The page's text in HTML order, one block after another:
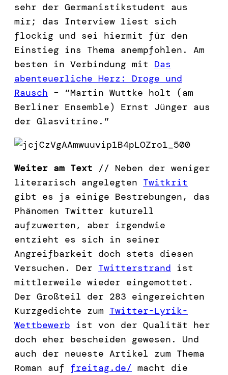
sehr der Germanistikstudent aus
mir; das Interview liest sich
flockig und sei hiermit für den
Einstieg ins Thema anempfohlen. Am
besten in Verbindung mit Das
abenteuerliche Herz: Droge und
Rausch – “Martin Wuttke holt (am
Berliner Ensemble) Ernst Jünger aus
der Glasvitrine.”
Weiter am Text // Neben der weniger
literarisch angelegten Twitkrit
gibt es ja einige Bestrebungen, das
Phänomen Twitter kuturell
aufzuwerten, aber irgendwie
entzieht es sich in seiner
Angreifbarkeit doch stets diesen
Versuchen. Der Twitterstrand ist
mittlerweile wieder eingemottet.
Der Großteil der 283 eingereichten
Kurzgedichte zum Twitter-Lyrik-
Wettbewerb ist von der Qualität her
doch eher bescheiden gewesen. Und
auch der neueste Artikel zum Thema
Roman auf freitag.de/ macht die